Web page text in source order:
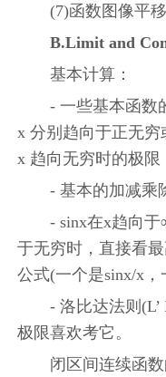
(7)函数图像平移
B.Limit and
基本计算：
- 一些基本函数的
x 分别趋向于正无穷
x 趋向无穷时的极限
- 基本的加减乘
- sinx在x趋向于∞
于无穷时，直接看
公式(一个是sinx/x
- 洛比达法则(L’
极限喜欢考它。
闭区间连续函数